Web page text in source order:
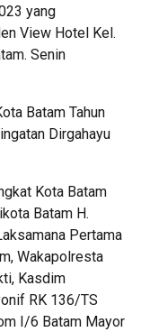
yang
View Hotel Kel.
Senin
Batam Tahun
Dirgahayu
Kota Batam
Batam H.
Pertama
Wakapolresta
Kasdim
RK 136/TS
I/6 Batam Mayor